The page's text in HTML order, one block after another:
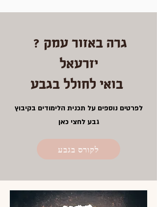
? גרה באזור עמק
יזרעאל
לפרטים נוספים על תכנית הלימודים בקיבוץ
גבע לחצי כאן
לקורס בגבע